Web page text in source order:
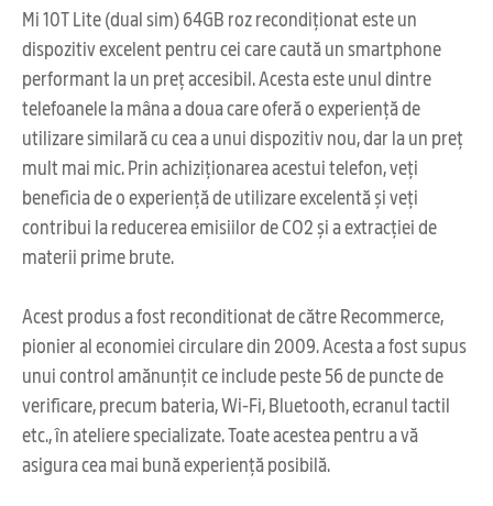
Mi 10T Lite (dual sim) 64GB roz recondiționat este un
dispozitiv excelent pentru cei care caută un smartphone
performant la un preț accesibil. Acesta este unul dintre
telefoanele la mâna a doua care oferă o experiență de
utilizare similară cu cea a unui dispozitiv nou, dar la un preț
mult mai mic. Prin achiziționarea acestui telefon, veți
beneficia de o experiență de utilizare excelentă și veți
contribui la reducerea emisiilor de CO2 și a extracției de
materii prime brute.
Acest produs a fost reconditionat de către Recommerce,
pionier al economiei circulare din 2009. Acesta a fost supus
unui control amănunțit ce include peste 56 de puncte de
verificare, precum bateria, Wi-Fi, Bluetooth, ecranul tactil
etc., în ateliere specializate. Toate acestea pentru a vă
asigura cea mai bună experiență posibilă.